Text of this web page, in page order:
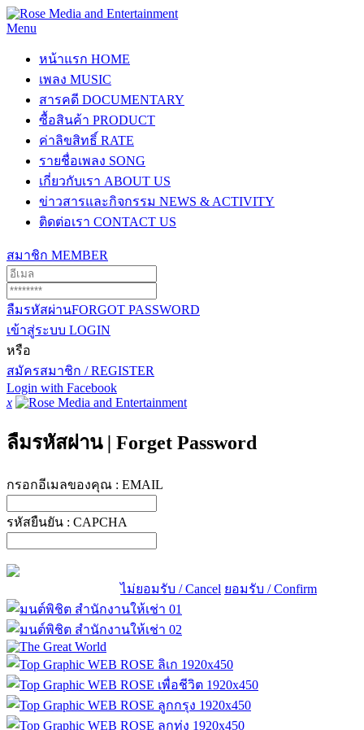
Menu
หน้าแรก HOME
เพลง MUSIC
สารคดี DOCUMENTARY
ซื้อสินค้า PRODUCT
ค่าลิขสิทธิ์ RATE
รายชื่อเพลง SONG
เกี่ยวกับเรา ABOUT US
ข่าวสารและกิจกรรม NEWS & ACTIVITY
ติดต่อเรา CONTACT US
สมาชิก MEMBER
ลืมรหัสผ่านFORGOT PASSWORD
เข้าสู่ระบบ LOGIN
หรือ
สมัครสมาชิก / REGISTER
Login with Facebook
x
ลืมรหัสผ่าน | Forget Password
กรอกอีเมลของคุณ : EMAIL
รหัสยืนยัน : CAPCHA
ไม่ยอมรับ / Cancel ยอมรับ / Confirm